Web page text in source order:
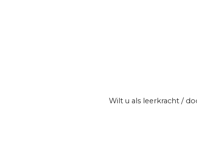
Wilt u als leerkracht /